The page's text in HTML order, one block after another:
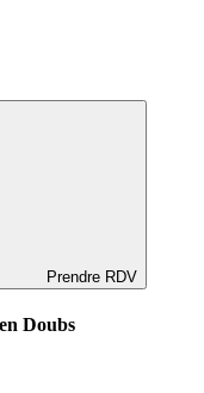
Prendre RDV
Doubs